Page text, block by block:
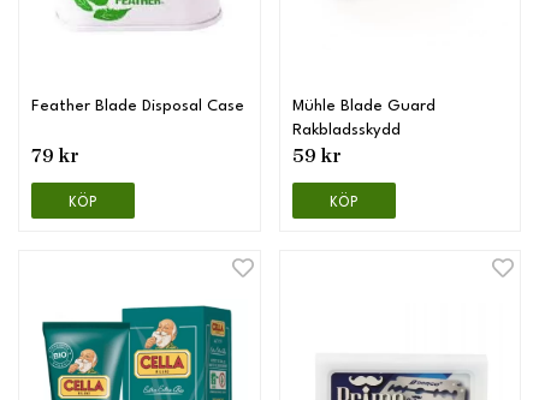
Feather Blade Disposal Case
79 kr
KÖP
Mühle Blade Guard
Rakbladsskydd
59 kr
KÖP